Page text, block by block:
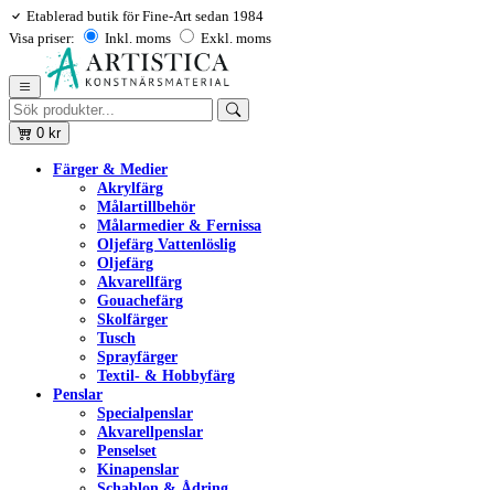
Etablerad butik för Fine-Art sedan 1984
Visa priser:
Inkl. moms Exkl. moms
0 kr
Färger & Medier
Akrylfärg
Målartillbehör
Målarmedier & Fernissa
Oljefärg Vattenlöslig
Oljefärg
Akvarellfärg
Gouachefärg
Skolfärger
Tusch
Sprayfärger
Textil- & Hobbyfärg
Penslar
Specialpenslar
Akvarellpenslar
Penselset
Kinapenslar